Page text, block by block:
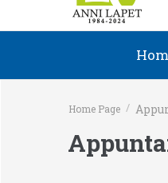
Home Page /